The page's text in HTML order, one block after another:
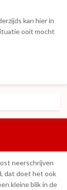
kan hier in
ooit mocht
neerschrijven
dat doet het ook
kleine blik in de